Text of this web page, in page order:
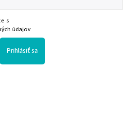
s
údajov
Prihlásiť sa